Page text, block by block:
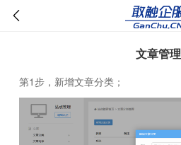
文章管理
第1步，新增文章分类；